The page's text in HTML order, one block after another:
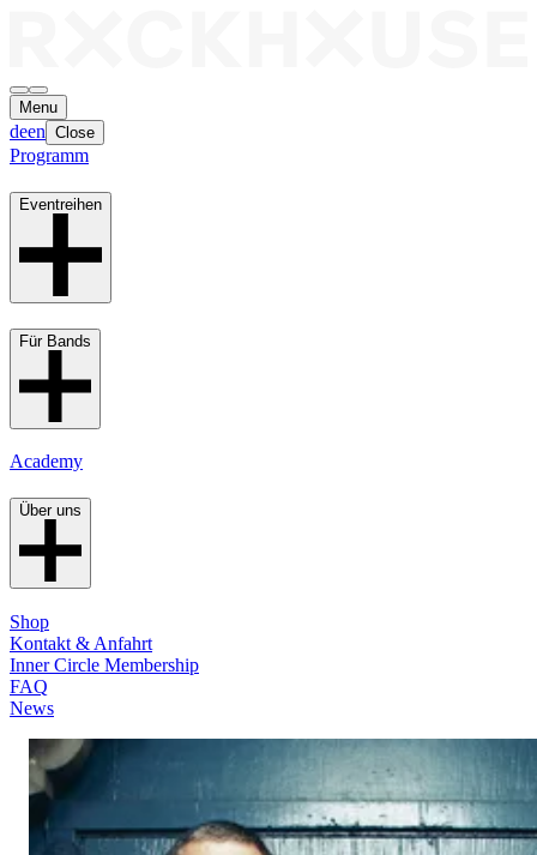
Menu
deen Close
Programm
Eventreihen
Für Bands
Academy
Über uns
Shop
Kontakt & Anfahrt
Inner Circle Membership
FAQ
News